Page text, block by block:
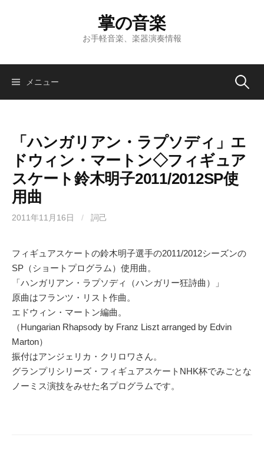
ツ
掌の音楽
お手軽音楽、楽器演奏情報
メニュー 検
「ハンガリアン・ラプソディ」エ
ドウィン・マートン◇フィギュア
スケート鈴木明子2011/2012SP使
用曲
2011年11月16日 / 詞己
フィギュアスケートの鈴木明子選手の2011/2012シーズンの
SP（ショートプログラム）使用曲。
「ハンガリアン・ラプソディ（ハンガリー狂詩曲）」
原曲はフランツ・リスト作曲。
エドウィン・マートン編曲。
（Hungarian Rhapsody by Franz Liszt arranged by Edvin
Marton）
振付はアンジェリカ・クリロワさん。
グランプリシリーズ・フィギュアスケートNHK杯でみごとな
ノーミス演技をみせた名プログラムです。